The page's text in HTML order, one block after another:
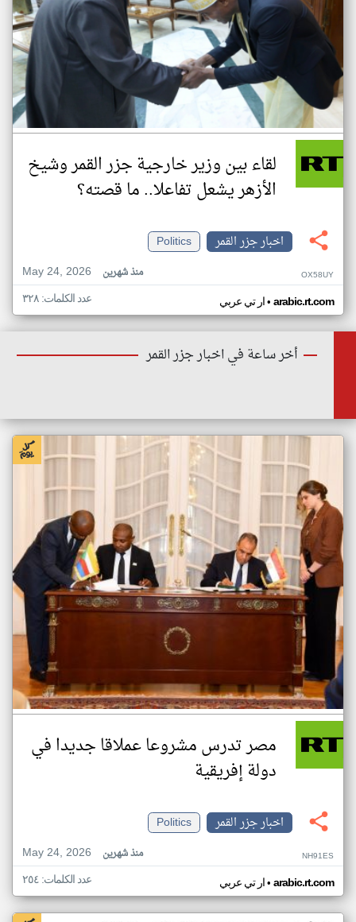
لقاء بين وزير خارجية جزر القمر وشيخ
الأزهر يشعل تفاعلا.. ما قصته؟
اخبار جزر القمر
Politics
May 24, 2026
منذ شهرين OX58UY
ار تي عربي• arabic.rt.com عدد الكلمات: ٣٢٨
أخر ساعة في اخبار جزر القمر
مصر تدرس مشروعا عملاقا جديدا في
دولة إفريقية
اخبار جزر القمر
Politics
May 24, 2026
منذ شهرين NH91ES
ار تي عربي• arabic.rt.com عدد الكلمات: ٢٥٤